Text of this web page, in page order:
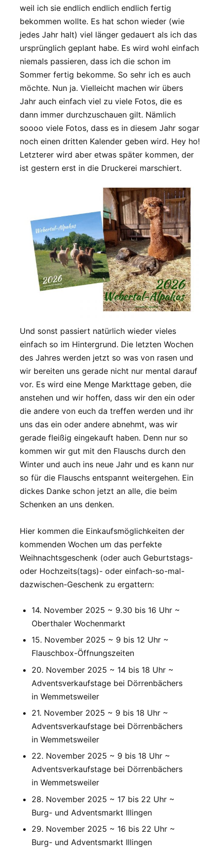
weil ich sie endlich endlich endlich fertig
bekommen wollte. Es hat schon wieder (wie
jedes Jahr halt) viel länger gedauert als ich das
ursprünglich geplant habe. Es wird wohl einfach
niemals passieren, dass ich die schon im
Sommer fertig bekomme. So sehr ich es auch
möchte. Nun ja. Vielleicht machen wir übers
Jahr auch einfach viel zu viele Fotos, die es
dann immer durchzuschauen gilt. Nämlich
soooo viele Fotos, dass es in diesem Jahr sogar
noch einen dritten Kalender geben wird. Hey ho!
Letzterer wird aber etwas später kommen, der
ist gestern erst in die Druckerei marschiert.
Und sonst passiert natürlich wieder vieles
einfach so im Hintergrund. Die letzten Wochen
des Jahres werden jetzt so was von rasen und
wir bereiten uns gerade nicht nur mental darauf
vor. Es wird eine Menge Markttage geben, die
anstehen und wir hoffen, dass wir den ein oder
die andere von euch da treffen werden und ihr
uns das ein oder andere abnehmt, was wir
gerade fleißig eingekauft haben. Denn nur so
kommen wir gut mit den Flauschs durch den
Winter und auch ins neue Jahr und es kann nur
so für die Flauschs entspannt weitergehen. Ein
dickes Danke schon jetzt an alle, die beim
Schenken an uns denken.
Hier kommen die Einkaufsmöglichkeiten der
kommenden Wochen um das perfekte
Weihnachtsgeschenk (oder auch Geburtstags-
oder Hochzeits(tags)- oder einfach-so-mal-
dazwischen-Geschenk zu ergattern:
14. November 2025 ~ 9.30 bis 16 Uhr ~
Oberthaler Wochenmarkt
15. November 2025 ~ 9 bis 12 Uhr ~
Flauschbox-Öffnungszeiten
20. November 2025 ~ 14 bis 18 Uhr ~
Adventsverkaufstage bei Dörrenbächers
in Wemmetsweiler
21. November 2025 ~ 9 bis 18 Uhr ~
Adventsverkaufstage bei Dörrenbächers
in Wemmetsweiler
22. November 2025 ~ 9 bis 18 Uhr ~
Adventsverkaufstage bei Dörrenbächers
in Wemmetsweiler
28. November 2025 ~ 17 bis 22 Uhr ~
Burg- und Adventsmarkt Illingen
29. November 2025 ~ 16 bis 22 Uhr ~
Burg- und Adventsmarkt Illingen